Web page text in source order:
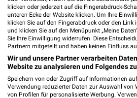
Angebote ab 08.08.
Gültig bis Fr. 14.08.
Mo-Mi
Gültig
PENNY
klicken oder jederzeit auf die Fingerabdruck-
unteren Ecke der Website klicken. Um Ihre
klicken Sie auf den Fingerabdruck oder den Link
und klicken Sie auf den Menüpunkt „Meine
Sie Ihre Einwilligung widerrufen. Diese
Partnern mitgeteilt und haben keinen Einfluss
Wir und unsere Partner verarbeiten
Website zu analysieren und Folgendes
Speichern von oder Zugriff auf Informationen
Verwendung reduzierter Daten zur Auswahl von
von Profilen für personalisierte Werbung.